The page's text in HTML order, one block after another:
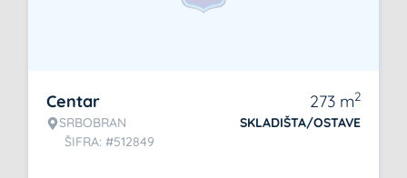
Centar
SRBOBRAN
ŠIFRA: #512849
273 m2
SKLADIŠTA/OSTAVE